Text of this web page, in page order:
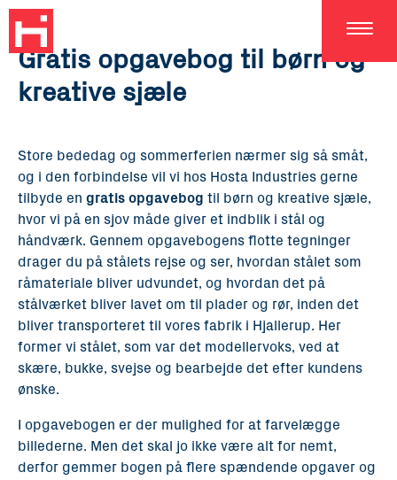
Gratis opgavebog til børn og
kreative sjæle
Store bededag og sommerferien nærmer sig så småt,
og i den forbindelse vil vi hos Hosta Industries gerne
tilbyde en gratis opgavebog til børn og kreative sjæle,
hvor vi på en sjov måde giver et indblik i stål og
håndværk. Gennem opgavebogens flotte tegninger
drager du på stålets rejse og ser, hvordan stålet som
råmateriale bliver udvundet, og hvordan det på
stålværket bliver lavet om til plader og rør, inden det
bliver transporteret til vores fabrik i Hjallerup. Her
former vi stålet, som var det modellervoks, ved at
skære, bukke, svejse og bearbejde det efter kundens
ønske.
I opgavebogen er der mulighed for at farvelægge
billederne. Men det skal jo ikke være alt for nemt,
derfor gemmer bogen på flere spændende opgaver og